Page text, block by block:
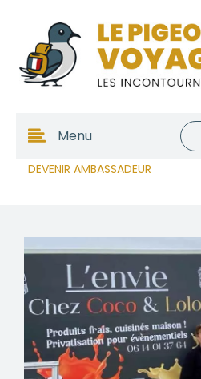
DEVENIR AMBASSADEUR
Menu